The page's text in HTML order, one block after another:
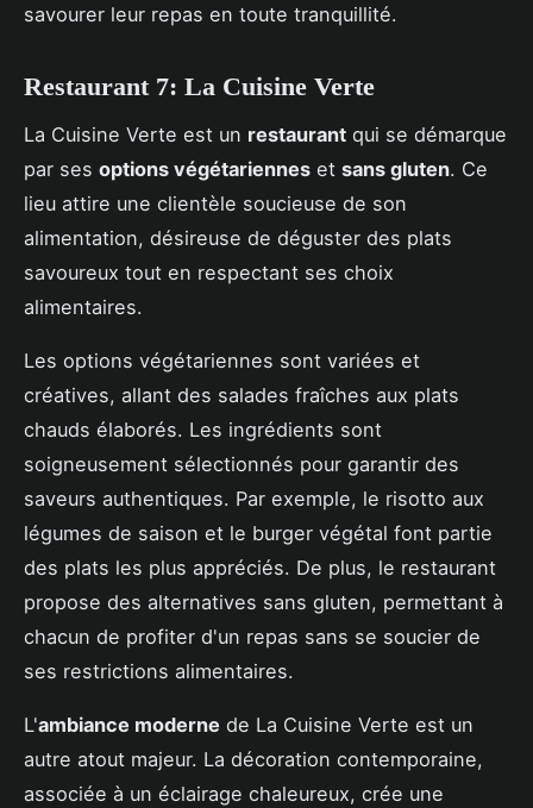
savourer leur repas en toute tranquillité.
Restaurant 7: La Cuisine Verte
La Cuisine Verte est un restaurant qui se démarque
par ses options végétariennes et sans gluten. Ce
lieu attire une clientèle soucieuse de son
alimentation, désireuse de déguster des plats
savoureux tout en respectant ses choix
alimentaires.
Les options végétariennes sont variées et
créatives, allant des salades fraîches aux plats
chauds élaborés. Les ingrédients sont
soigneusement sélectionnés pour garantir des
saveurs authentiques. Par exemple, le risotto aux
légumes de saison et le burger végétal font partie
des plats les plus appréciés. De plus, le restaurant
propose des alternatives sans gluten, permettant à
chacun de profiter d'un repas sans se soucier de
ses restrictions alimentaires.
L'ambiance moderne de La Cuisine Verte est un
autre atout majeur. La décoration contemporaine,
associée à un éclairage chaleureux, crée une